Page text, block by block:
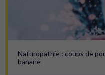
Naturopathie : coups de
banane